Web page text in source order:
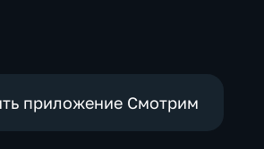
приложение Смотрим